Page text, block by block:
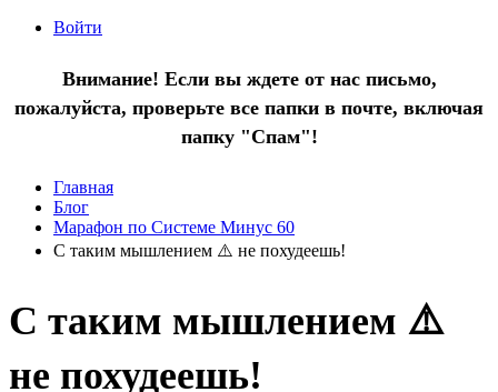
Войти
Внимание! Если вы ждете от нас письмо,
пожалуйста, проверьте все папки в почте, включая
папку "Спам"!
Главная
Блог
Марафон по Системе Минус 60
С таким мышлением ⚠️ не похудеешь!
С таким мышлением ⚠️
не похудеешь!